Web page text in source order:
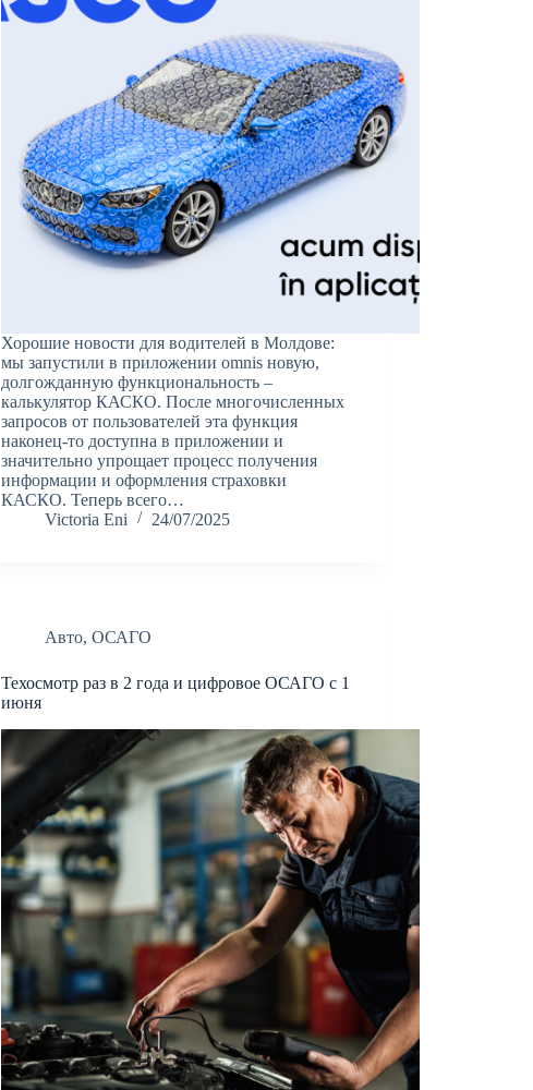
Хорошие новости для водителей в Молдове:
мы запустили в приложении omnis новую,
долгожданную функциональность –
калькулятор КАСКО. После многочисленных
запросов от пользователей эта функция
наконец-то доступна в приложении и
значительно упрощает процесс получения
информации и оформления страховки
КАСКО. Теперь всего…
Victoria Eni
24/07/2025
Авто,ОСАГО
Техосмотр раз в 2 года и цифровое ОСАГО с 1
июня